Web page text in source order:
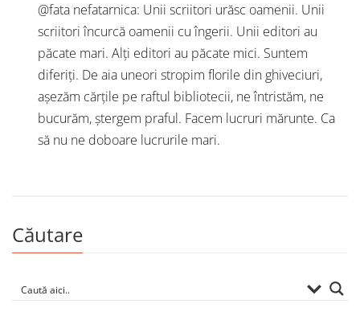
@fata nefatarnica: Unii scriitori urăsc oamenii. Unii
scriitori încurcă oamenii cu îngerii. Unii editori au
păcate mari. Alți editori au păcate mici. Suntem
diferiți. De aia uneori stropim florile din ghiveciuri,
așezăm cărțile pe raftul bibliotecii, ne întristăm, ne
bucurăm, ștergem praful. Facem lucruri mărunte. Ca
să nu ne doboare lucrurile mari.
Căutare